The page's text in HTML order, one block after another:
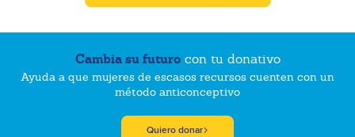
Cambia su futurocon tu donativo
Ayuda a que mujeres de escasos recursos cuenten con un
método anticonceptivo
Quiero donar